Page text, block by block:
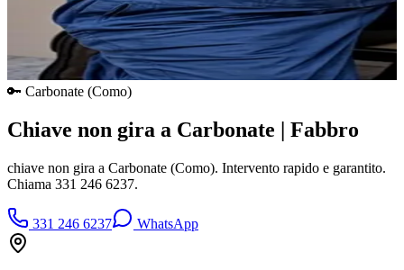
🔑 Carbonate (Como)
Chiave non gira a Carbonate | Fabbro
chiave non gira a Carbonate (Como). Intervento rapido e garantito.
Chiama 331 246 6237.
331 246 6237 WhatsApp